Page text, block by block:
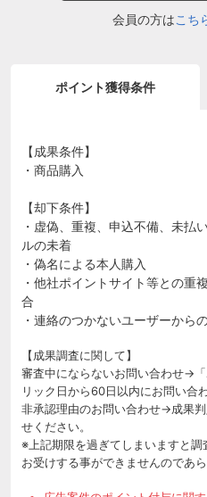
会員の方はこち
ポイント獲得条件
【成果条件】
・商品購入
【却下条件】
・虚偽、重複、申込不備、未払
ルの未着
・偽名による本人購入
・他社ポイントサイト等との重
合
・連絡のつかないユーザーから
【成果調査に関して】
審査中にならないお問い合わせ→
リック日から60日以内にお問い合
非承認理由のお問い合わせ→成果
せください。
※上記期限を過ぎてしまいますと
お受けする事ができませんのであ